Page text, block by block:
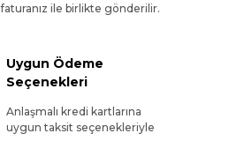
faturanız ile birlikte gönderilir.
Uygun Ödeme
Seçenekleri
Anlaşmalı kredi kartlarına
uygun taksit seçenekleriyle